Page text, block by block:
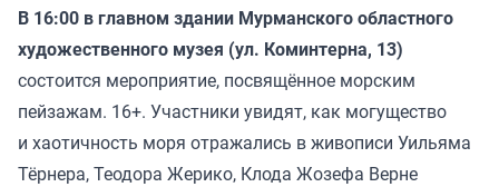
В 16:00 в главном здании Мурманского областного
художественного музея (ул. Коминтерна, 13)
состоится мероприятие, посвящённое морским
пейзажам. 16+. Участники увидят, как могущество
и хаотичность моря отражались в живописи Уильяма
Тёрнера, Теодора Жерико, Клода Жозефа Верне